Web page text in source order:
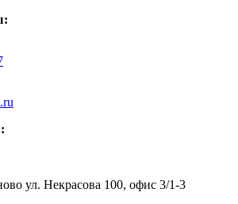
ул. Некрасова 100, офис 3/1-3